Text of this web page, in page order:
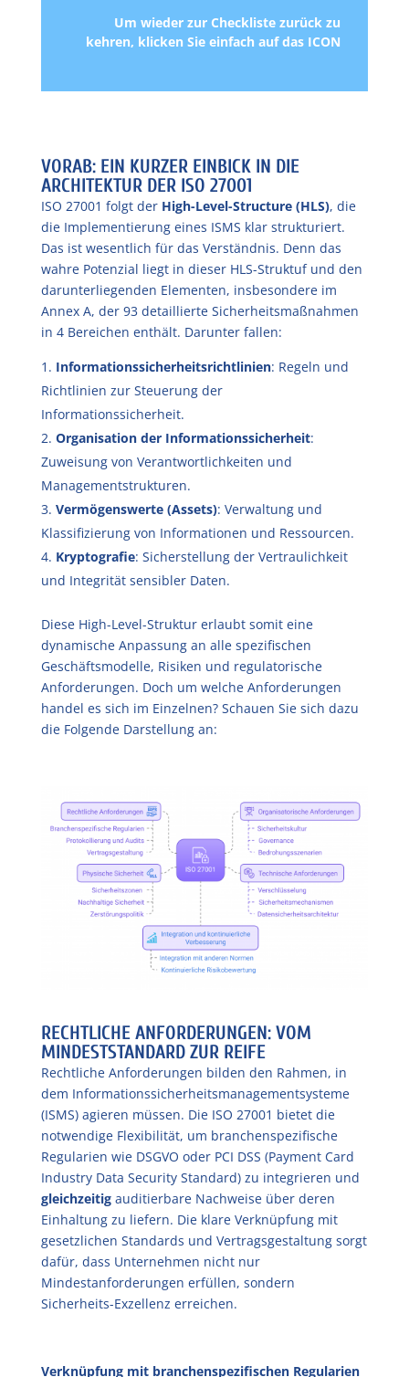
Um wieder zur Checkliste zurück zu
kehren, klicken Sie einfach auf das ICON
VORAB: EIN KURZER EINBICK IN DIE
ARCHITEKTUR DER ISO 27001
ISO 27001 folgt der High-Level-Structure (HLS), die
die Implementierung eines ISMS klar strukturiert.
Das ist wesentlich für das Verständnis. Denn das
wahre Potenzial liegt in dieser HLS-Struktuf und den
darunterliegenden Elementen, insbesondere im
Annex A, der 93 detaillierte Sicherheitsmaßnahmen
in 4 Bereichen enthält. Darunter fallen:
Informationssicherheitsrichtlinien: Regeln und
Richtlinien zur Steuerung der
Informationssicherheit.
Organisation der Informationssicherheit:
Zuweisung von Verantwortlichkeiten und
Managementstrukturen.
Vermögenswerte (Assets): Verwaltung und
Klassifizierung von Informationen und Ressourcen.
Kryptografie: Sicherstellung der Vertraulichkeit
und Integrität sensibler Daten.
Diese High-Level-Struktur erlaubt somit eine
dynamische Anpassung an alle spezifischen
Geschäftsmodelle, Risiken und regulatorische
Anforderungen. Doch um welche Anforderungen
handel es sich im Einzelnen? Schauen Sie sich dazu
die Folgende Darstellung an:
RECHTLICHE ANFORDERUNGEN: VOM
MINDESTSTANDARD ZUR REIFE
Rechtliche Anforderungen bilden den Rahmen, in
dem Informationssicherheitsmanagementsysteme
(ISMS) agieren müssen. Die ISO 27001 bietet die
notwendige Flexibilität, um branchenspezifische
Regularien wie DSGVO oder PCI DSS (Payment Card
Industry Data Security Standard) zu integrieren und
gleichzeitigauditierbare Nachweise über deren
Einhaltung zu liefern. Die klare Verknüpfung mit
gesetzlichen Standards und Vertragsgestaltung sorgt
dafür, dass Unternehmen nicht nur
Mindestanforderungen erfüllen, sondern
Sicherheits-Exzellenz erreichen.
Verknüpfung mit branchenspezifischen Regularien